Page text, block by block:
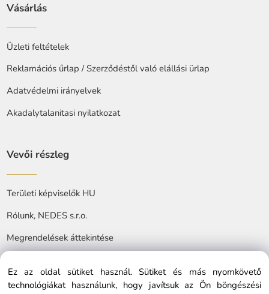
Vásárlás
Üzleti feltételek
Reklamációs űrlap / Szerződéstől való elállási ürlap
Adatvédelmi irányelvek
Akadalytalanitasi nyilatkozat
Vevői részleg
Területi képviselők HU
Rólunk, NEDES s.r.o.
Megrendelések áttekintése
Ez az oldal sütiket használ. Sütiket és más nyomkövető
technológiákat használunk, hogy javítsuk az Ön böngészési